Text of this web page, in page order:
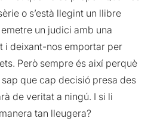
o s’està llegint un llibre
un judici amb una
i deixant-nos emportar per
Però sempre és així perquè
que cap decisió presa des
de veritat a ningú. I si li
tan lleugera?